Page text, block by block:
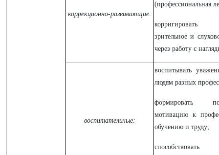
коррекционно-развивающие:
(профессиональная
корригировать
зрительное и
через работу с
воспитательные:
воспитывать
людям разных
формировать
мотивацию к
обучению и труду;
способствовать